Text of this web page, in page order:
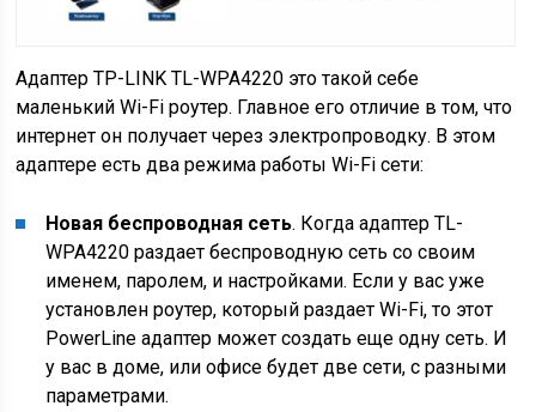
Адаптер TP-LINK TL-WPA4220 это такой себе
маленький Wi-Fi роутер. Главное его отличие в том, что
интернет он получает через электропроводку. В этом
адаптере есть два режима работы Wi-Fi сети:
Новая беспроводная сеть. Когда адаптер TL-
WPA4220 раздает беспроводную сеть со своим
именем, паролем, и настройками. Если у вас уже
установлен роутер, который раздает Wi-Fi, то этот
PowerLine адаптер может создать еще одну сеть. И
у вас в доме, или офисе будет две сети, с разными
параметрами.